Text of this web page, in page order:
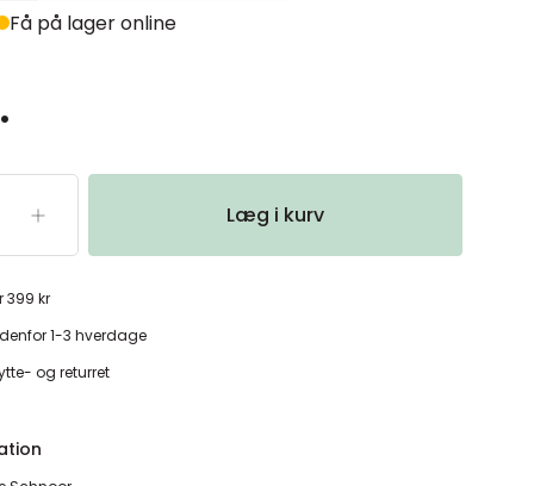
Få på lager online
Læg i kurv
399 kr
1-3 hverdage
og returret